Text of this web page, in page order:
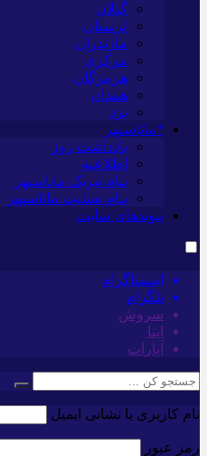
گیلان
لرستان
مازندران
مرکزی
هرمزگان
همدان
یزد
*ماناسپهر
یادداشت روز
اطلاعیه
پیام تبریک ماناسپهر
پیام تسلیت ماناسپهر
پیوندهای سایت
اینستاگرام
تلگرام
سروش
ایتا
آپارات
نام کاربری یا نشانی ایمیل
رمز عبور